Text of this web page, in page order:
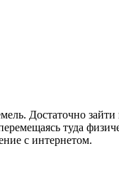
Достаточно
туда
с интернетом.